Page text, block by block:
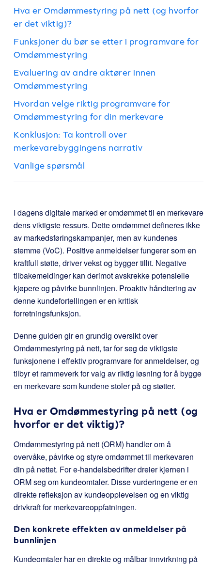
Hva er Omdømmestyring på nett (og hvorfor
er det viktig)?
Funksjoner du bør se etter i programvare for
Omdømmestyring
Evaluering av andre aktører innen
Omdømmestyring
Hvordan velge riktig programvare for
Omdømmestyring for din merkevare
Konklusjon: Ta kontroll over
merkevarebyggingens narrativ
Vanlige spørsmål
I dagens digitale marked er omdømmet til en merkevare
dens viktigste ressurs. Dette omdømmet defineres ikke
av markedsføringskampanjer, men av kundenes
stemme (VoC). Positive anmeldelser fungerer som en
kraftfull støtte, driver vekst og bygger tillit. Negative
tilbakemeldinger kan derimot avskrekke potensielle
kjøpere og påvirke bunnlinjen. Proaktiv håndtering av
denne kundefortellingen er en kritisk
forretningsfunksjon.
Denne guiden gir en grundig oversikt over
Omdømmestyring på nett, tar for seg de viktigste
funksjonene i effektiv programvare for anmeldelser, og
tilbyr et rammeverk for valg av riktig løsning for å bygge
en merkevare som kundene stoler på og støtter.
Hva er Omdømmestyring på nett (og
hvorfor er det viktig)?
Omdømmestyring på nett (ORM) handler om å
overvåke, påvirke og styre omdømmet til merkevaren
din på nettet. For e-handelsbedrifter dreier kjernen i
ORM seg om kundeomtaler. Disse vurderingene er en
direkte refleksjon av kundeopplevelsen og en viktig
drivkraft for merkevareoppfatningen.
Den konkrete effekten av anmeldelser på
bunnlinjen
Kundeomtaler har en direkte og målbar innvirkning på